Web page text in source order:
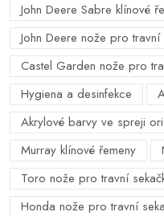
John Deere Sabre klínové
John Deere nože pro travní
Castel Garden nože pro
Hygiena a desinfekce
Akrylové barvy ve spreji
Murray klínové řemeny
Toro nože pro travní
Honda nože pro travní